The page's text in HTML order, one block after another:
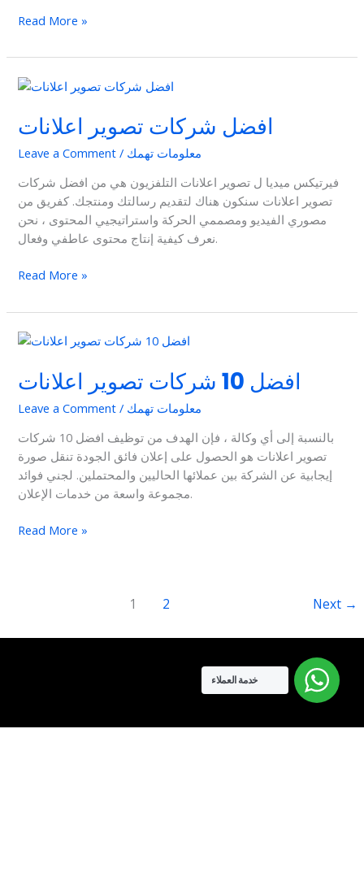
Read More »
افضل شركات تصوير اعلانات
Leave a Comment / معلومات تهمك
فيرتيكس ميديا ل تصوير اعلانات التلفزيون هي من افضل شركات
تصوير اعلانات سنكون هناك لتقديم رسالتك ومنتجك. كفريق من
مصوري الفيديو ومصممي الحركة واستراتيجيي المحتوى ، نحن
نعرف كيفية إنتاج محتوى عاطفي وفعال.
افضل
تصوير
اعلانات
Read More »
افضل 10 شركات تصوير اعلانات
Leave a Comment / معلومات تهمك
بالنسبة إلى أي وكالة ، فإن الهدف من توظيف افضل 10 شركات
تصوير اعلانات هو الحصول على إعلان فائق الجودة تنقل صورة
إيجابية عن الشركة بين عملائها الحاليين والمحتملين. لجني فوائد
مجموعة واسعة من خدمات الإعلان.
افضل
شركات
تصوير
اعلانات
Read More »
1 2 Next →
خدمة العملاء